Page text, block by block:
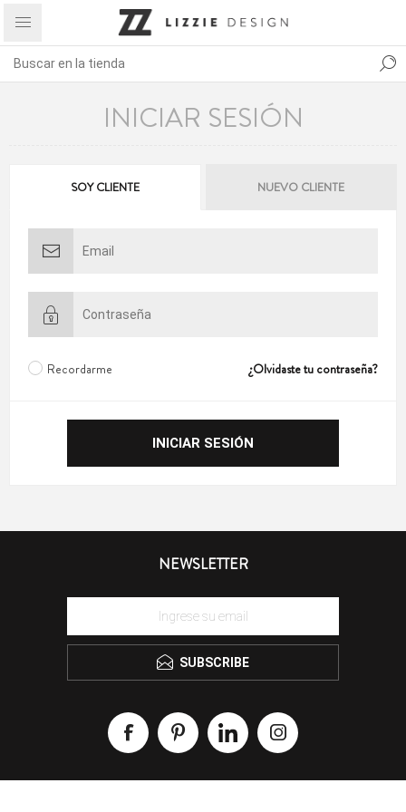
INICIAR SESIÓN
SOY CLIENTE NUEVO CLIENTE
Recordarme ¿Olvidaste tu contraseña?
NEWSLETTER
SUBSCRIBE